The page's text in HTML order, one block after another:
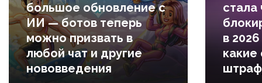
большое обновление с
ИИ — ботов теперь
можно призвать в
любой чат и другие
нововведения
в
какие